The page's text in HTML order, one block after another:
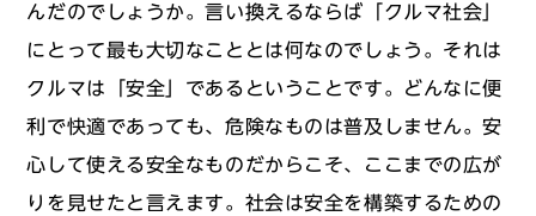
んだのでしょうか。言い換えるならば「クルマ社会」
にとって最も大切なこととは何なのでしょう。それは
クルマは「安全」であるということです。どんなに便
利で快適であっても、危険なものは普及しません。安
心して使える安全なものだからこそ、ここまでの広が
りを見せたと言えます。社会は安全を構築するための